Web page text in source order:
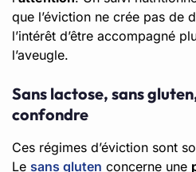
que l’éviction ne crée pas de
l’intérêt d’être accompagné
l’aveugle.
Sans lactose, sans
confondre
Ces régimes d’éviction sont
Le sans gluten concerne une